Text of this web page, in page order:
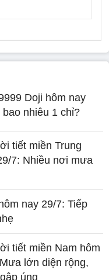
Doji hôm nay
bao nhiêu 1 chỉ?
tiết miền Trung
7: Nhiều nơi mưa
nay 29/7: Tiếp
tiết miền Nam hôm
lớn diện rộng,
úng